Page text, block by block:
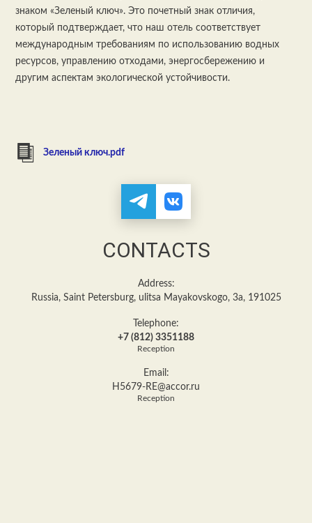
знаком «Зеленый ключ». Это почетный знак отличия,
который подтверждает, что наш отель соответствует
международным требованиям по использованию водных
ресурсов, управлению отходами, энергосбережению и
другим аспектам экологической устойчивости.
Зеленый ключ.pdf
CONTACTS
Address:
Russia, Saint Petersburg, ulitsa Mayakovskogo, 3a, 191025
Telephone:
+7 (812) 3351188
Reception
Email:
H5679-RE@accor.ru
Reception